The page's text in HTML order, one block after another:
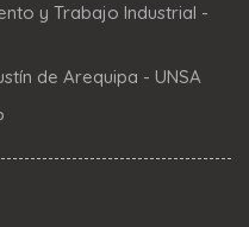
y Trabajo Industrial -
de Arequipa - UNSA